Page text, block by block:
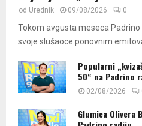
Thumbnail
youtube
11
youtube
Gost u našem studiju
menadžer...
05:46
12
youtube
Gost u našem
10:11
13
volonterka
od Urednik 09/08/2026 0
Tokom avgusta meseca
svoje slušaoce ponovnim
Popularni
50“ na Padrino
02/08/2026
Glumica Olivera